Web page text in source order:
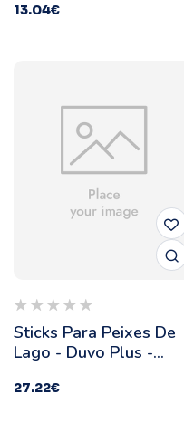
Quantidade: 5 L
13.04€
Sticks Para Peixes De
Lago - Duvo Plus -
27.22€